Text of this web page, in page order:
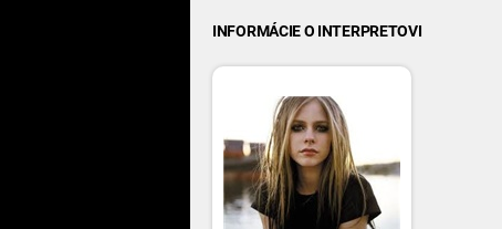
INFORMÁCIE O INTERPRETOVI